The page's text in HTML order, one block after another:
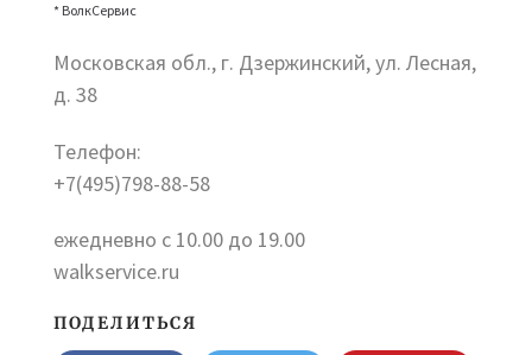
* ВолкСервис
Московская обл., г. Дзержинский, ул. Лесная,
д. 38
Телефон:
+7(495)798-88-58
ежедневно с 10.00 до 19.00
walkservice.ru
ПОДЕЛИТЬСЯ